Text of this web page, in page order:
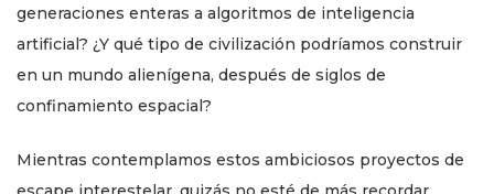
generaciones enteras a algoritmos de inteligencia
artificial? ¿Y qué tipo de civilización podríamos construir
en un mundo alienígena, después de siglos de
confinamiento espacial?
Mientras contemplamos estos ambiciosos proyectos de